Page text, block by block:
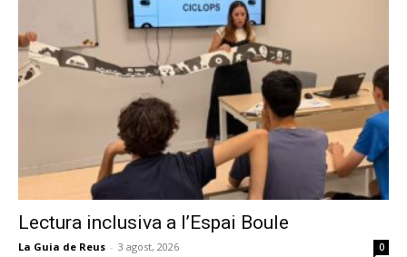
Lectura inclusiva a l’Espai Boule
La Guia de Reus - 3 agost, 2026 0